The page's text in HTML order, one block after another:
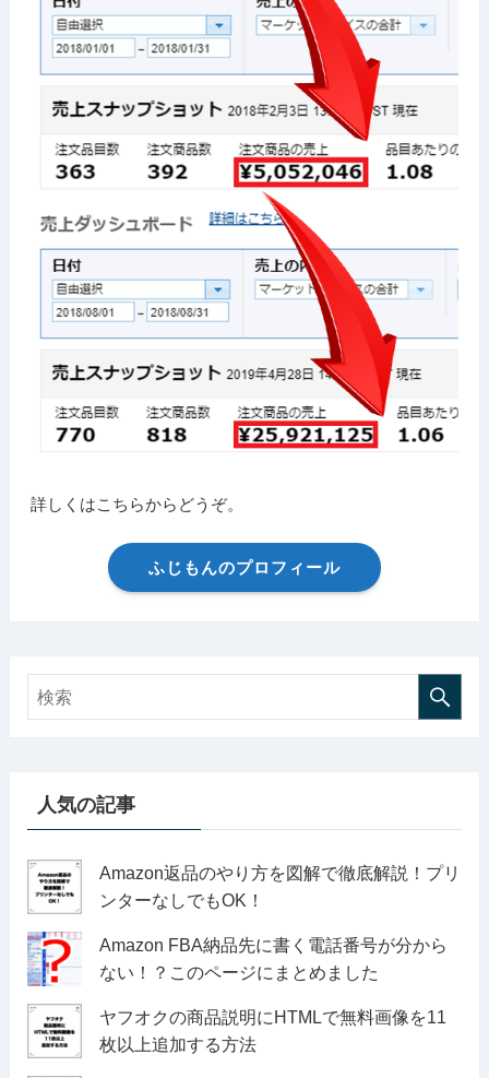
詳しくはこちらからどうぞ。
ふじもんのプロフィール
人気の記事
Amazon返品のやり方を図解で徹底解説！プリ
ンターなしでもOK！
Amazon FBA納品先に書く電話番号が分から
ない！？このページにまとめました
ヤフオクの商品説明にHTMLで無料画像を11
枚以上追加する方法